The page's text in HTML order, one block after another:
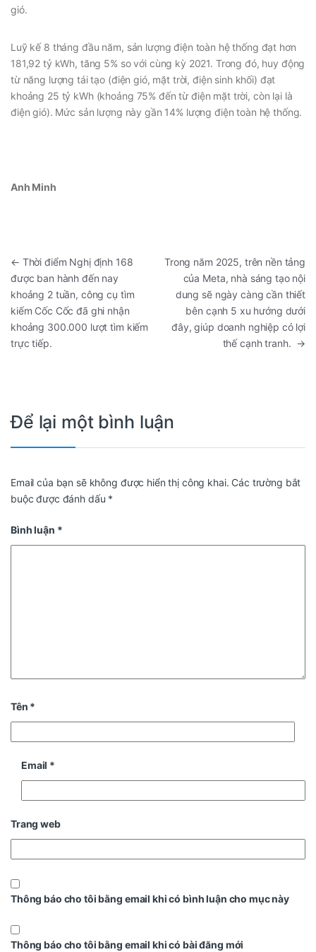
gió.
Luỹ kế 8 tháng đầu năm, sản lượng điện toàn hệ thống đạt hơn
181,92 tỷ kWh, tăng 5% so với cùng kỳ 2021. Trong đó, huy động
từ năng lượng tái tạo (điện gió, mặt trời, điện sinh khối) đạt
khoảng 25 tỷ kWh (khoảng 75% đến từ điện mặt trời, còn lại là
điện gió). Mức sản lượng này gần 14% lượng điện toàn hệ thống.
Anh Minh
← Thời điểm Nghị định 168
được ban hành đến nay
khoảng 2 tuần, công cụ tìm
kiếm Cốc Cốc đã ghi nhận
khoảng 300.000 lượt tìm kiếm
trực tiếp.
Trong năm 2025, trên nền tảng
của Meta, nhà sáng tạo nội
dung sẽ ngày càng cần thiết
bên cạnh 5 xu hướng dưới
đây, giúp doanh nghiệp có lợi
thế cạnh tranh. →
Để lại một bình luận
Email của bạn sẽ không được hiển thị công khai. Các trường bắt
buộc được đánh dấu *
Bình luận *
Tên *
Email *
Trang web
Thông báo cho tôi bằng email khi có bình luận cho mục này
Thông báo cho tôi bằng email khi có bài đăng mới